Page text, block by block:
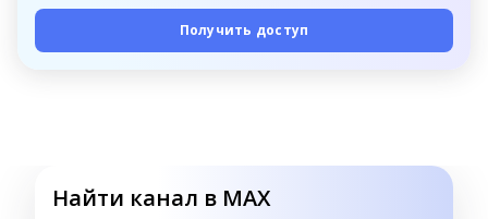
Получить доступ
Найти канал в MAX